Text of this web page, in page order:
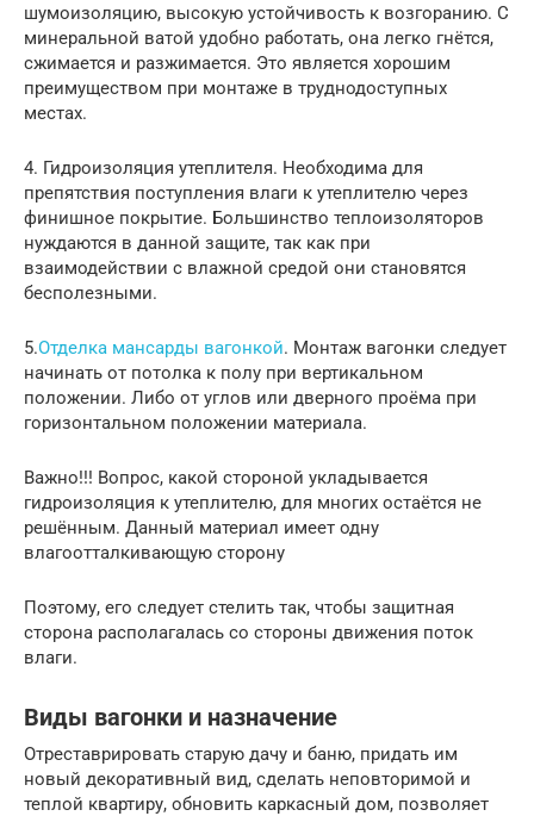
шумоизоляцию, высокую устойчивость к возгоранию. С
минеральной ватой удобно работать, она легко гнётся,
сжимается и разжимается. Это является хорошим
преимуществом при монтаже в труднодоступных
местах.
4. Гидроизоляция утеплителя. Необходима для
препятствия поступления влаги к утеплителю через
финишное покрытие. Большинство теплоизоляторов
нуждаются в данной защите, так как при
взаимодействии с влажной средой они становятся
бесполезными.
5.Отделка мансарды вагонкой. Монтаж вагонки следует
начинать от потолка к полу при вертикальном
положении. Либо от углов или дверного проёма при
горизонтальном положении материала.
Важно!!! Вопрос, какой стороной укладывается
гидроизоляция к утеплителю, для многих остаётся не
решённым. Данный материал имеет одну
влагоотталкивающую сторону
Поэтому, его следует стелить так, чтобы защитная
сторона располагалась со стороны движения поток
влаги.
Виды вагонки и назначение
Отреставрировать старую дачу и баню, придать им
новый декоративный вид, сделать неповторимой и
теплой квартиру, обновить каркасный дом, позволяет